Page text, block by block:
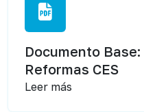
Documento
Reformas CES
Leer más